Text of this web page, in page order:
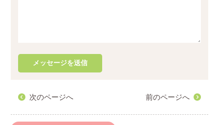
次のページへ 前のページへ